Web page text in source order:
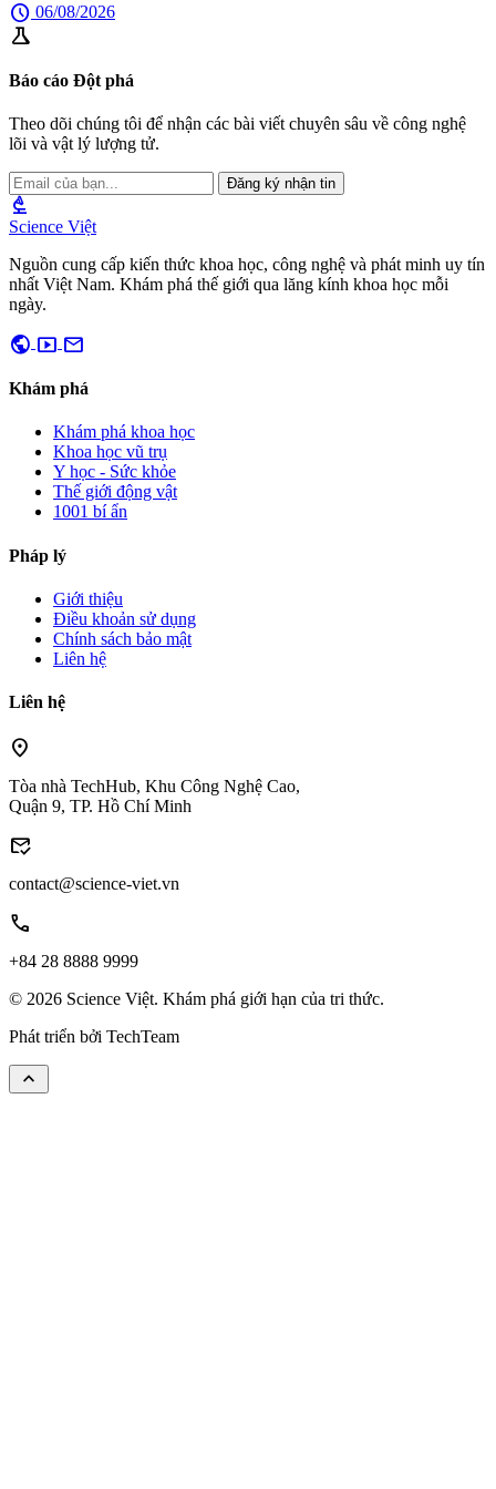
schedule 06/08/2026
science
Báo cáo Đột phá
Theo dõi chúng tôi để nhận các bài viết chuyên sâu về công nghệ
lõi và vật lý lượng tử.
Đăng ký nhận tin
biotech
Science Việt
Nguồn cung cấp kiến thức khoa học, công nghệ và phát minh uy tín
nhất Việt Nam. Khám phá thế giới qua lăng kính khoa học mỗi
ngày.
public smart_display mail
Khám phá
Khám phá khoa học
Khoa học vũ trụ
Y học - Sức khỏe
Thế giới động vật
1001 bí ẩn
Pháp lý
Giới thiệu
Điều khoản sử dụng
Chính sách bảo mật
Liên hệ
Liên hệ
location_on
Tòa nhà TechHub, Khu Công Nghệ Cao,
Quận 9, TP. Hồ Chí Minh
mark_email_read
contact@science-viet.vn
call
+84 28 8888 9999
© 2026 Science Việt. Khám phá giới hạn của tri thức.
Phát triển bởi TechTeam
keyboard_arrow_up